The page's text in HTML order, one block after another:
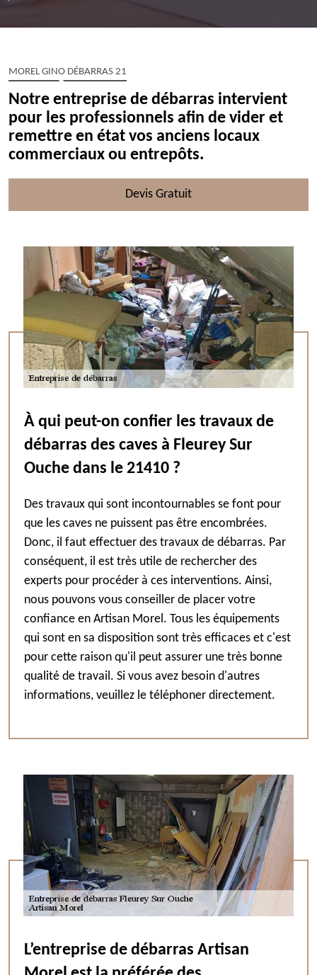
MOREL GINO DÉBARRAS 21
Notre entreprise de débarras intervient
pour les professionnels afin de vider et
remettre en état vos anciens locaux
commerciaux ou entrepôts.
Devis Gratuit
À qui peut-on confier les travaux de
débarras des caves à Fleurey Sur
Ouche dans le 21410 ?
Des travaux qui sont incontournables se font pour
que les caves ne puissent pas être encombrées.
Donc, il faut effectuer des travaux de débarras. Par
conséquent, il est très utile de rechercher des
experts pour procéder à ces interventions. Ainsi,
nous pouvons vous conseiller de placer votre
confiance en Artisan Morel. Tous les équipements
qui sont en sa disposition sont très efficaces et c'est
pour cette raison qu'il peut assurer une très bonne
qualité de travail. Si vous avez besoin d'autres
informations, veuillez le téléphoner directement.
L’entreprise de débarras Artisan